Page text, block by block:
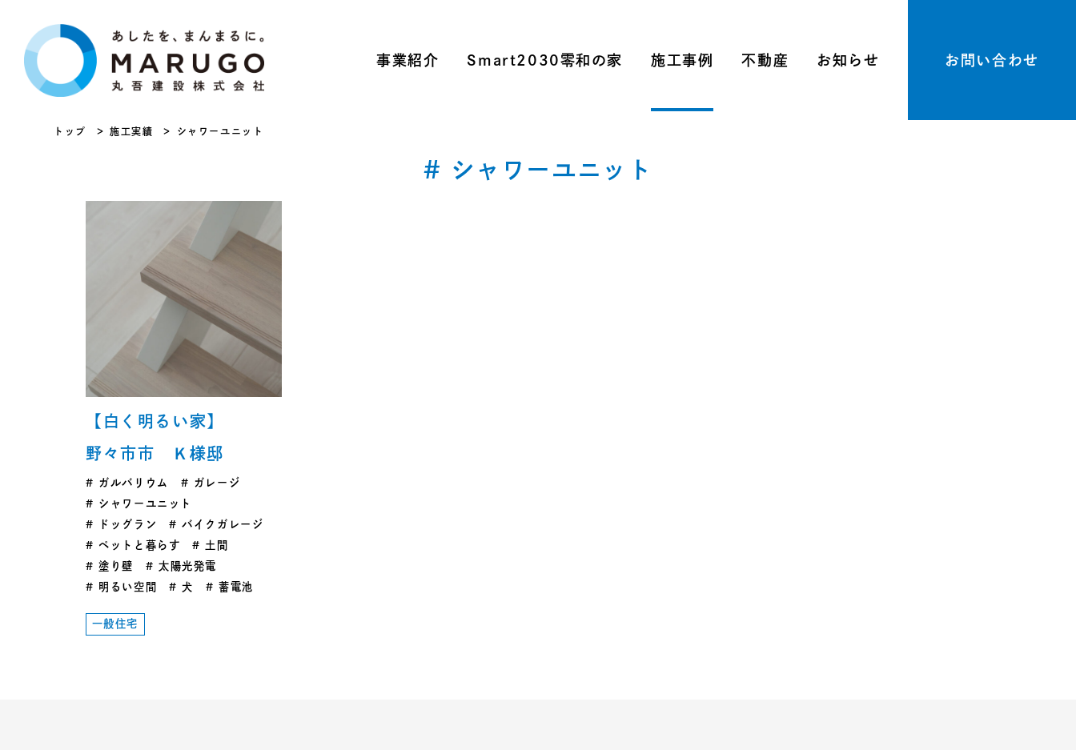
事業紹介 Smart2030零和の家 施工事例 不動産 お知らせ お問い合わせ
トップ 施工実績 シャワーユニット
# シャワーユニット
【白く明るい家】
野々市市 Ｋ様邸
ガルバリウム
ガレージ
シャワーユニット
ドッグラン
バイクガレージ
ペットと暮らす
土間
塗り壁
太陽光発電
明るい空間
犬 蓄電池
一般住宅